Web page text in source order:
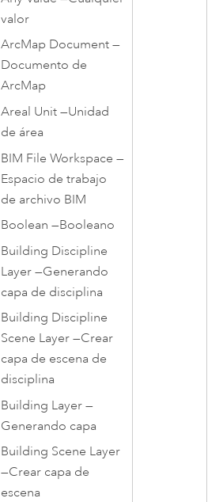
valor
ArcMap Document —
Documento de
ArcMap
Areal Unit —Unidad
de área
BIM File Workspace —
Espacio de trabajo
de archivo BIM
Boolean —Booleano
Building Discipline
Layer —Generando
capa de disciplina
Building Discipline
Scene Layer —Crear
capa de escena de
disciplina
Building Layer —
Generando capa
Building Scene Layer
—Crear capa de
escena